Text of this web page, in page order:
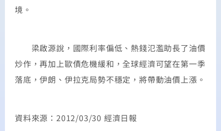
境。
梁啟源說，國際利率偏低、熱錢氾濫助長了油價
炒作，再加上歐債危機緩和，全球經濟可望在第一季
落底，伊朗、伊拉克局勢不穩定，將帶動油價上漲。
資料來源：2012/03/30 經濟日報